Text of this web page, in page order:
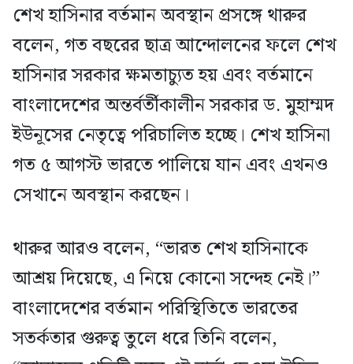
শেখ হাসিনার বর্তমান অবস্থান প্রসঙ্গে থারুর
বলেন, গত বছরের ছাত্র আন্দোলনের ফলে শেখ
হাসিনার সরকার ক্ষমতাচ্যুত হয় এবং বর্তমানে
বাংলাদেশের অন্তর্বর্তীকালীন সরকার ড. মুহাম্মদ
ইউনূসের নেতৃত্বে পরিচালিত হচ্ছে। শেখ হাসিনা
গত ৫ আগস্ট ভারতে পালিয়ে যান এবং এখনও
সেখানে অবস্থান করছেন।
থারুর আরও বলেন, “ভারত শেখ হাসিনাকে
আশ্রয় দিয়েছে, এ নিয়ে কোনো সন্দেহ নেই।”
বাংলাদেশের বর্তমান পরিস্থিতিতে ভারতের
সতর্কতার গুরুত্ব তুলে ধরে তিনি বলেন,